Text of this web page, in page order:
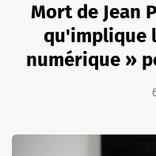
Mort de Jean
qu'implique
numérique »